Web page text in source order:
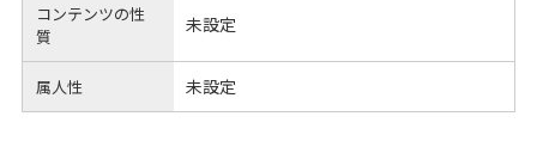
コンテンツの性
質
未設定
属人性 未設定